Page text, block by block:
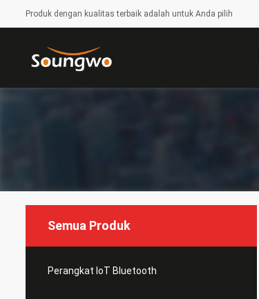
Produk dengan kualitas terbaik adalah untuk Anda pilih
Semua Produk
Perangkat IoT Bluetooth